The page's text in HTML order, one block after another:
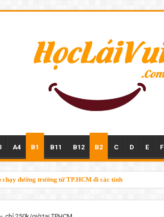
A4 B1 B11 B12 B2 C D E F
chạy đường trường từ TP.HCM đi các tỉnh